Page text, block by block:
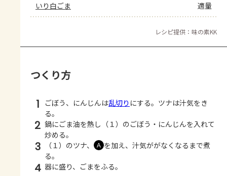
いり白ごま 適量
レシピ提供：味の素KK
つくり方
1 ごぼう、にんじんは乱切り にする。ツナは汁気をき
る。
2 鍋にごま油を熱し（１）のごぼう・にんじんを入れて
炒める。
3 （１）のツナ、 Ａ を加え、汁気ががなくなるまで煮
る。
4 器に盛り、ごまをふる。